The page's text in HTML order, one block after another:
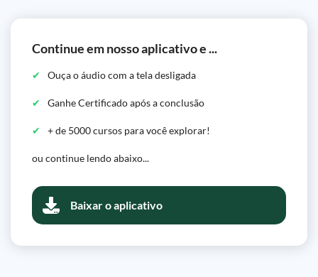
Continue em nosso aplicativo e ...
Ouça o áudio com a tela desligada
Ganhe Certificado após a conclusão
+ de 5000 cursos para você explorar!
ou continue lendo abaixo...
Baixar o aplicativo